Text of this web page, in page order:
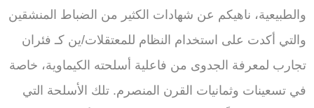
والطبيعية، ناهيكم عن شهادات الكثير من الضباط المنشقين
والتي أكدت على استخدام النظام للمعتقلات/ين كـ فئران
تجارب لمعرفة الجدوى من فاعلية أسلحته الكيماوية، خاصة
في تسعينات وثمانيات القرن المنصرم. تلك الأسلحة التي